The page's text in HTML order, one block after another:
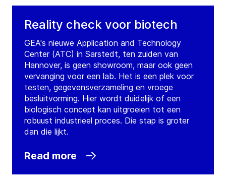
GEA United Kingdom
Herefordshire
Ross-on-Wye, Herefordshire
HR9 6BX Ross-on-Wye
United Kingdom
Tel.: +44 1179 595958 / +44 1600 891010
Contact
One City West, Gelderd Road, Holbeck
Reality check voor biotech
GEA's nieuwe Application and Technology
Center (ATC) in Sarstedt, ten zuiden van
Hannover, is geen showroom, maar ook geen
vervanging voor een lab. Het is een plek voor
testen, gegevensverzameling en vroege
besluitvorming. Hier wordt duidelijk of een
biologisch concept kan uitgroeien tot een
robuust industrieel proces. Die stap is groter
dan die lijkt.
Read more